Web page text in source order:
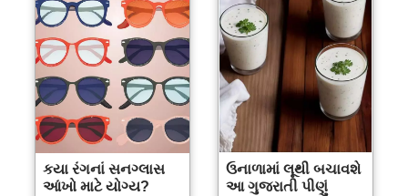
કયા રંગનાં સનગ્લાસ
આંખો માટે યોગ્ય?
ઉનાળામાં લૂથી બચાવશે
આ ગુજરાતી પીણું